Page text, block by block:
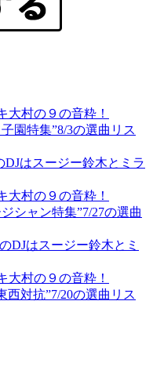
大村の９の音粋！
園特集”8/3の選曲リス
DJはスージー鈴木とミラ
大村の９の音粋！
シャン特集”7/27の選曲
DJはスージー鈴木とミ
大村の９の音粋！
西対抗”7/20の選曲リス